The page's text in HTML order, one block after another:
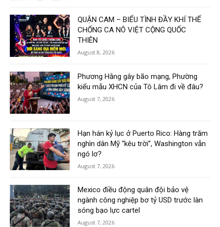
QUẬN CAM – BIỂU TÌNH ĐẦY KHÍ THẾ
CHỐNG CA NÔ VIỆT CỘNG QUỐC
THIÊN
August 8, 2026
Phương Hằng gây bão mạng, Phường
kiểu mẫu XHCN của Tô Lâm đi về đâu?
August 7, 2026
Hạn hán kỷ lục ở Puerto Rico: Hàng trăm
nghìn dân Mỹ “kêu trời”, Washington vẫn
ngó lơ?
August 7, 2026
Mexico điều động quân đội bảo vệ
ngành công nghiệp bơ tỷ USD trước làn
sóng bạo lực cartel
August 7, 2026